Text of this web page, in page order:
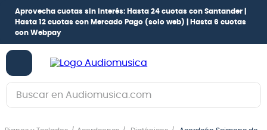
Aprovecha cuotas sin interés: Hasta 24 cuotas con Santander |
Hasta 12 cuotas con Mercado Pago (solo web) |
Hasta 6 cuotas
con Webpay
Buscar en Audiomusica.com